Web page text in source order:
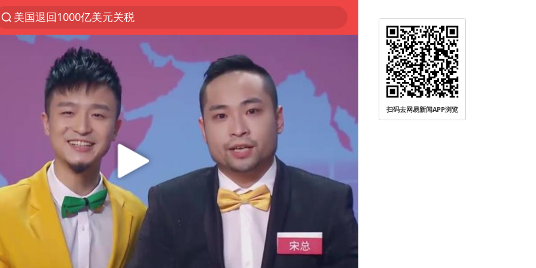
美国退回1000亿美元关税
李亚鹏向地铁吐血女孩捐99999元
被泰航拒载中国乘客：免费改签没兑现
逃犯看演唱会 刚出地铁就被逮住
弹药库存告急 美军补货难
台风白海豚或在华东沿海登陆
《Monica》填词人黎彼得去世
38岁山东财大教授刘海明逝世
因凡蒂诺首次公开道歉
FIFA官方支持因凡蒂诺
陕西柞水遭遇暴雨五千余户群众转移
扫码去网易新闻APP浏览